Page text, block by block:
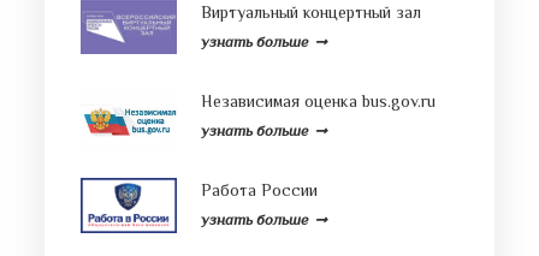
Виртуальный концертный зал
узнать больше
Независимая оценка bus.gov.ru
узнать больше
Работа России
узнать больше